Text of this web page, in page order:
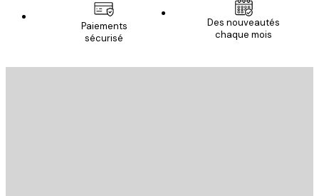
Paiements
sécurisé
Des nouveautés
chaque mois